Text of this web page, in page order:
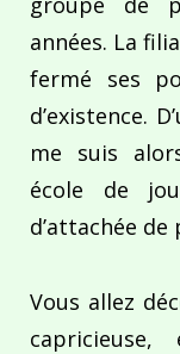
années. La
fermé ses
d’existence.
me suis
école de
d’attachée
Vous allez
capricieuse,